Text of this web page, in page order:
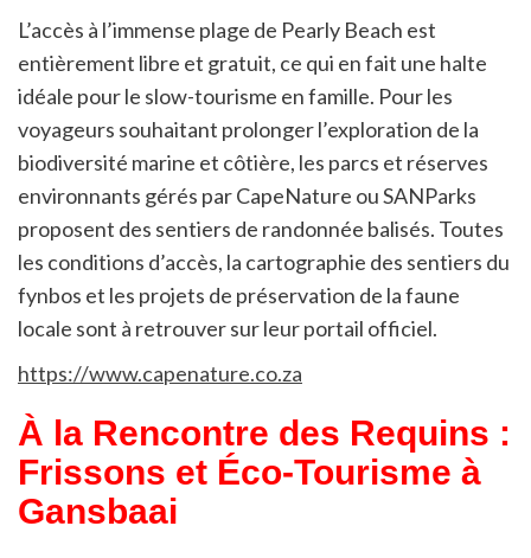
L’accès à l’immense plage de Pearly Beach est
entièrement libre et gratuit, ce qui en fait une halte
idéale pour le slow-tourisme en famille. Pour les
voyageurs souhaitant prolonger l’exploration de la
biodiversité marine et côtière, les parcs et réserves
environnants gérés par CapeNature ou SANParks
proposent des sentiers de randonnée balisés. Toutes
les conditions d’accès, la cartographie des sentiers du
fynbos et les projets de préservation de la faune
locale sont à retrouver sur leur portail officiel.
https://www.capenature.co.za
À la Rencontre des Requins :
Frissons et Éco-Tourisme à
Gansbaai